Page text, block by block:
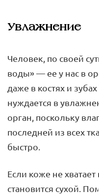
Увлажнение
Человек, по своей
воды» — ее у нас в
даже в костях и
нуждается в
орган, поскольку
последней из всех
быстро.
Если коже не хватает
становится сухой.